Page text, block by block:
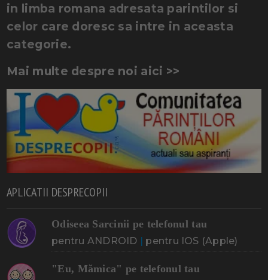
in limba romana adresata parintilor si
celor care doresc sa intre in aceasta
categorie.
Mai multe despre noi aici >>
APLICATII DESPRECOPII
Odiseea Sarcinii pe telefonul tau
pentru ANDROID | pentru IOS (Apple)
"Eu, Mămica" pe telefonul tau